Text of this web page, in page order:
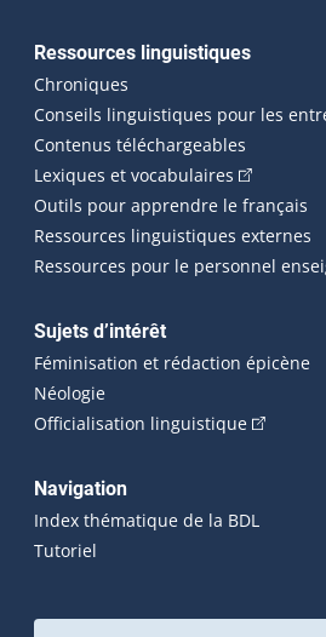
Ressources linguistiques
Chroniques
Conseils linguistiques pour les
Contenus téléchargeables
Lexiques et vocabulaires (Cet
Outils pour apprendre le français
Ressources linguistiques externes
Ressources pour le personnel
Sujets d’intérêt
Féminisation et rédaction épicène
Néologie
Officialisation linguistique(Cet
Navigation
Index thématique de la BDL
Tutoriel